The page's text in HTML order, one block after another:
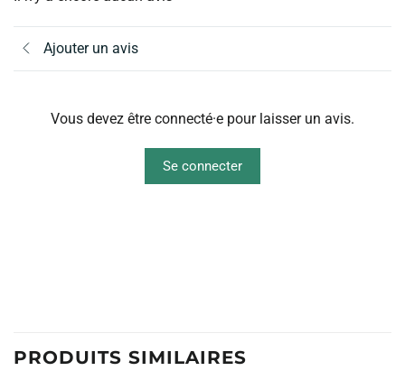
Ajouter un avis
Vous devez être connecté·e pour laisser un avis.
Se connecter
PRODUITS SIMILAIRES